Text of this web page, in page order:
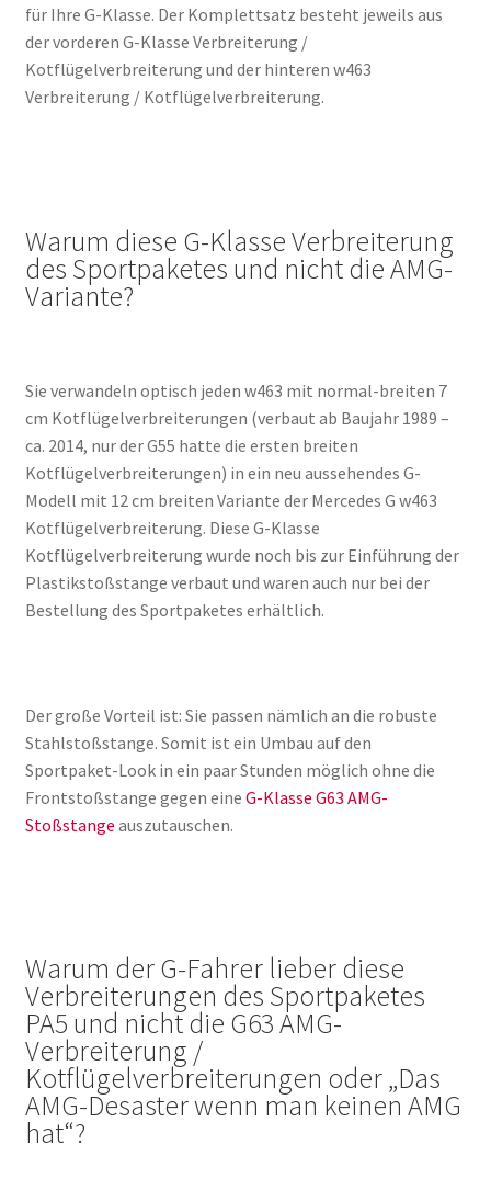
für Ihre G-Klasse. Der Komplettsatz besteht jeweils aus
der vorderen G-Klasse Verbreiterung /
Kotflügelverbreiterung und der hinteren w463
Verbreiterung / Kotflügelverbreiterung.
Warum diese G-Klasse Verbreiterung
des Sportpaketes und nicht die AMG-
Variante?
Sie verwandeln optisch jeden w463 mit normal-breiten 7
cm Kotflügelverbreiterungen (verbaut ab Baujahr 1989 –
ca. 2014, nur der G55 hatte die ersten breiten
Kotflügelverbreiterungen) in ein neu aussehendes G-
Modell mit 12 cm breiten Variante der Mercedes G w463
Kotflügelverbreiterung. Diese G-Klasse
Kotflügelverbreiterung wurde noch bis zur Einführung der
Plastikstoßstange verbaut und waren auch nur bei der
Bestellung des Sportpaketes erhältlich.
Der große Vorteil ist: Sie passen nämlich an die robuste
Stahlstoßstange. Somit ist ein Umbau auf den
Sportpaket-Look in ein paar Stunden möglich ohne die
Frontstoßstange gegen eine G-Klasse G63 AMG-
Stoßstange auszutauschen.
Warum der G-Fahrer lieber diese
Verbreiterungen des Sportpaketes
PA5 und nicht die G63 AMG-
Verbreiterung /
Kotflügelverbreiterungen oder „Das
AMG-Desaster wenn man keinen AMG
hat“?